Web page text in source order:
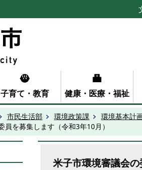
子育て・教育 健康・医療・福祉
市民生活部 環境政策課 環境基本計
員を募集します（令和3年10月）
米子市環境審議会の